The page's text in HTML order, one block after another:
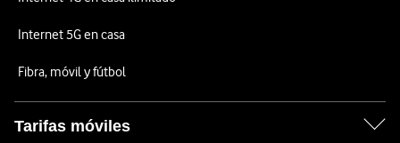
Internet 5G en casa
Fibra, móvil y fútbol
Tarifas móviles